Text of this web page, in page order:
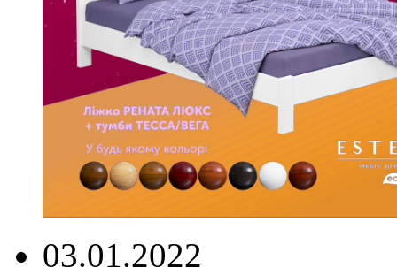
03.01.2022